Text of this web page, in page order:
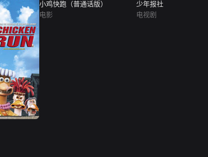
小鸡快跑（普通话版）
电影
少年报社
电视剧